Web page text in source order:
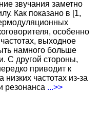
звучания заметно
Как показано в [1,
особенно
выходное
намного больше
С другой стороны,
приводит к
частотах из-за
резонанса ...>>